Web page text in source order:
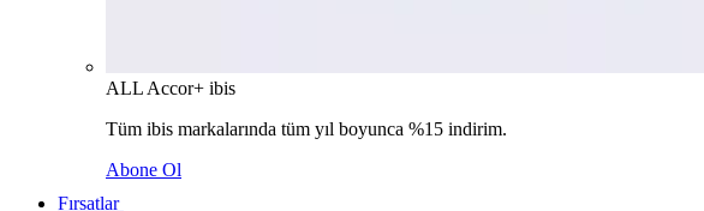
ALL Accor+ ibis
Tüm ibis markalarında tüm yıl boyunca %15 indirim.
Abone Ol
Fırsatlar